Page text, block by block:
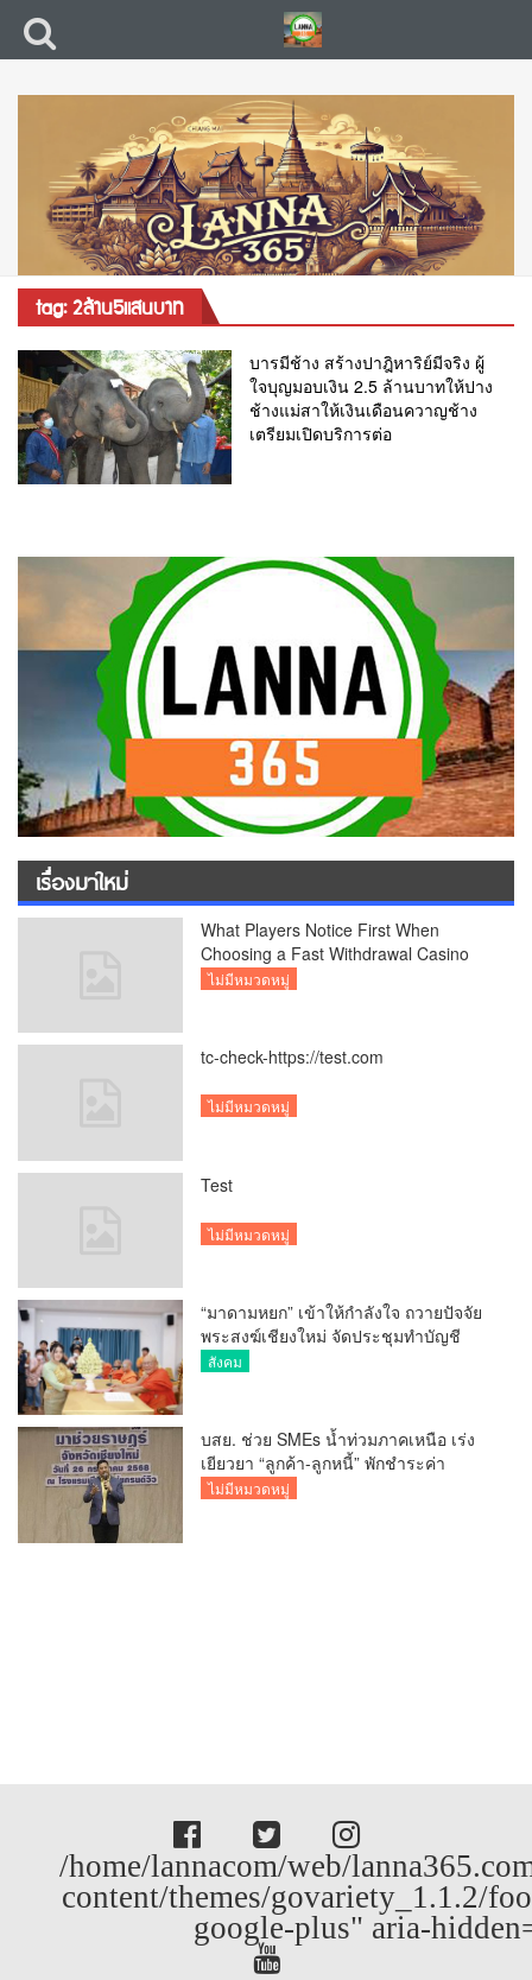
tag: 2ล้าน5แสนบาท
บารมีช้าง สร้างปาฎิหาริย์มีจริง ผู้
ใจบุญมอบเงิน 2.5 ล้านบาทให้ปาง
ช้างแม่สาให้เงินเดือนควาญช้าง
เตรียมเปิดบริการต่อ
เรื่องมาใหม่
What Players Notice First When
Choosing a Fast Withdrawal Casino
UK
ไม่มีหมวดหมู่
tc-check-https://test.com
ไม่มีหมวดหมู่
Test
ไม่มีหมวดหมู่
“มาดามหยก” เข้าให้กำลังใจ ถวายปัจจัย
พระสงฆ์เชียงใหม่ จัดประชุมทำบัญชี
รายรับรายจ่ายของวัด กว่า 300 รูป ที่วัด
สังคม
บสย. ช่วย SMEs น้ำท่วมภาคเหนือ เร่ง
เยียวยา “ลูกค้า-ลูกหนี้” พักชำระค่า
ธรรมเนียม-ค่างวด
ไม่มีหมวดหมู่
/home/lannacom/web/
content/themes/govariety_1.1.2/
google-plus" aria-